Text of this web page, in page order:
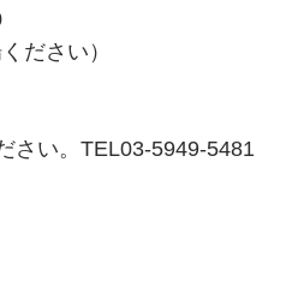
ださい）
さい。TEL03-5949-5481